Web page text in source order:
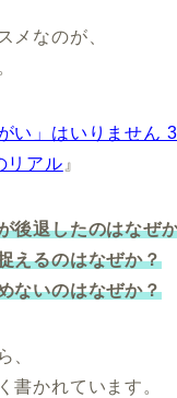
メなのが、
い」はいりません
リアル 』
後退したのはなぜ
えるのはなぜか？
ないのはなぜか？
、
書かれています。